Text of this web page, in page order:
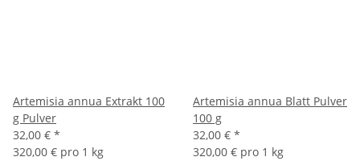
Artemisia annua Extrakt 100
g Pulver
32,00 € *
320,00 € pro 1 kg
Artemisia annua Blatt Pulver
100 g
32,00 € *
320,00 € pro 1 kg